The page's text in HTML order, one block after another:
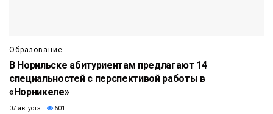
Образование
В Норильске абитуриентам предлагают 14
специальностей с перспективой работы в
«Норникеле»
07 августа 601